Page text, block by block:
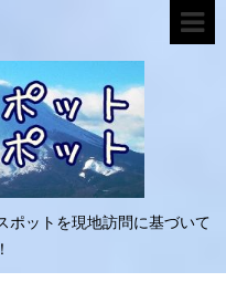
ポットを現地訪問に基づいて